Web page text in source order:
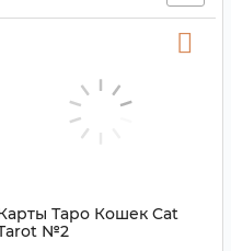
Таро Кошек Cat
№2